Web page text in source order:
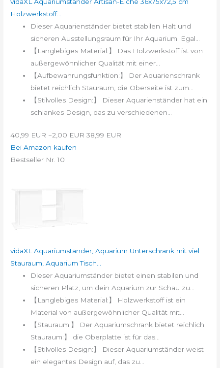
vidaXL Aquariumständer Artisan-Eiche 36x75x72,5 cm
Holzwerkstoff...
Dieser Aquarienständer bietet stabilen Halt und
sicheren Ausstellungsraum für Ihr Aquarium. Egal...
【Langlebiges Material:】 Das Holzwerkstoff ist von
außergewöhnlicher Qualität mit einer...
【Aufbewahrungsfunktion:】 Der Aquarienschrank
bietet reichlich Stauraum, die Oberseite ist zum...
【Stilvolles Design:】 Dieser Aquarienständer hat ein
schlankes Design, das zu verschiedenen...
40,99 EUR −2,00 EUR 38,99 EUR
Bei Amazon kaufen
Bestseller Nr. 10
vidaXL Aquariumständer, Aquarium Unterschrank mit viel
Stauraum, Aquarium Tisch...
Dieser Aquariumständer bietet einen stabilen und
sicheren Platz, um dein Aquarium zur Schau zu...
【Langlebiges Material:】 Holzwerkstoff ist ein
Material von außergewöhnlicher Qualität mit...
【Stauraum:】 Der Aquariumschrank bietet reichlich
Stauraum:】 die Oberplatte ist für das...
【Stilvolles Design:】 Dieser Aquariumständer weist
ein elegantes Design auf, das zu...